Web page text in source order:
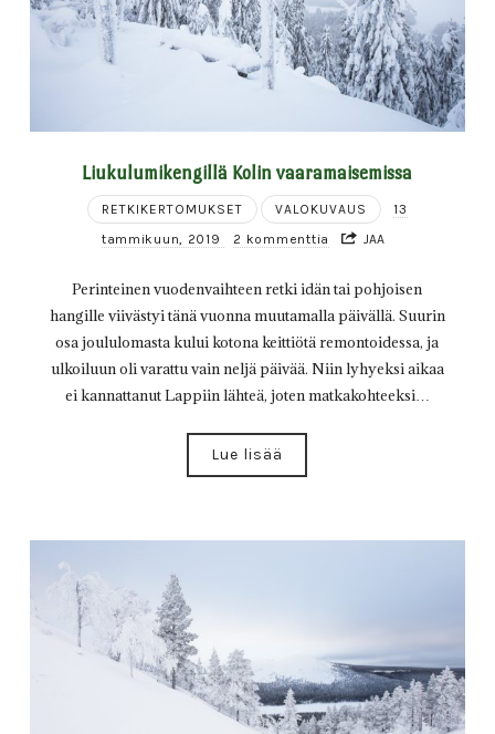
Liukulumikengillä Kolin vaaramaisemissa
RETKIKERTOMUKSET VALOKUVAUS
13
tammikuun, 2019
2 kommenttia JAA
Perinteinen vuodenvaihteen retki idän tai pohjoisen
hangille viivästyi tänä vuonna muutamalla päivällä. Suurin
osa joululomasta kului kotona keittiötä remontoidessa, ja
ulkoiluun oli varattu vain neljä päivää. Niin lyhyeksi aikaa
ei kannattanut Lappiin lähteä, joten matkakohteeksi…
Lue lisää